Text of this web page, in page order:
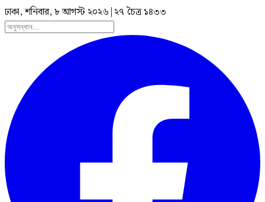
ঢাকা, শনিবার, ৮ আগস্ট ২০২৬ | ২৭ চৈত্র ১৪৩৩